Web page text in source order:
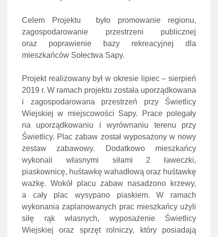
Celem Projektu było promowanie regionu,
zagospodarowanie przestrzeni publicznej
oraz poprawienie bazy rekreacyjnej dla
mieszkańców Sołectwa Sapy.
Projekt realizowany był w okresie lipiec – sierpień
2019 r. W ramach projektu została uporządkowana
i zagospodarowana przestrzeń przy Świetlicy
Wiejskiej w miejscowości Sapy. Prace polegały
na uporządkowaniu i wyrównaniu terenu przy
Świetlicy. Plac zabaw został wyposażony w nowy
zestaw zabawowy. Dodatkowo mieszkańcy
wykonali własnymi siłami 2 ławeczki,
piaskownicę, huśtawkę wahadłową oraz huśtawkę
ważkę. Wokół placu zabaw nasadzono krzewy,
a cały plac wysypano piaskiem. W ramach
wykonania zaplanowanych prac mieszkańcy użyli
siłę rąk własnych, wyposażenie Świetlicy
Wiejskiej oraz sprzęt rolniczy, który posiadają